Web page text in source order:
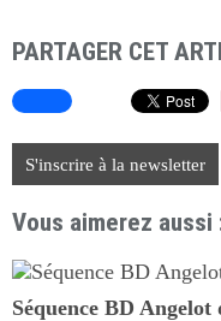
PARTAGER CET
S'inscrire à la newsletter
Vous aimerez aussi
Séquence BD Angelot